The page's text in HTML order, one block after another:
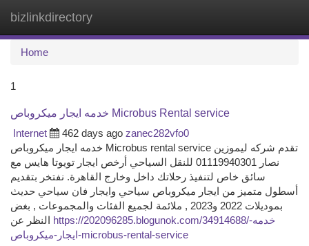
bizlinkdirectory
Home
1
خدمه ايجار ميكروباص Microbus Rental service
Internet
462 days ago zanec282vfo0
خدمه ايجار ميكروباص Microbus rental service تقدم شركه ليموزين
نصار 01119940301 للنقل السياحي أرخص ايجار تويوتا هايس مع
سائق خاص لتنفيذ رحلاتك داخل وخارج القاهرة. نفتخر بتقديم
أسطول متميز من ايجار ميكروباص سياحي وايجار فان سياحي حديث
بموديلات 2022 و2023 , ملائمة لجميع الفئات والمجموعات , بغض
https://202096285.blogunok.com/34914688/خدمه-
ايجار-ميكروباص-microbus-rental-service